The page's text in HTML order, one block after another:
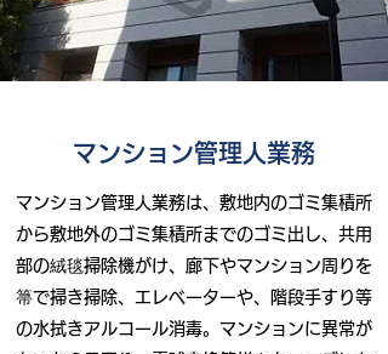
マンション管理人業務
マンション管理人業務は、敷地内のゴミ集積所
から敷地外のゴミ集積所までのゴミ出し、共用
部の絨毯掃除機がけ、廊下やマンション周りを
箒で掃き掃除、エレベーターや、階段手すり等
の水拭きアルコール消毒。マンションに異常が